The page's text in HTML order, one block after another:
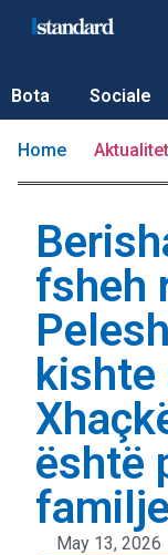
Bota Sociale
Home Aktualitet
fsheh
është
May 13, 2026